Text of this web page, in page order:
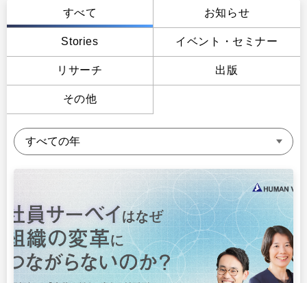
ミッション・バリュー
プライバシーポリシー
リーダーシップ
PMI
出版
プラクティショナー養成
リサーチ
イベント・セミナー
出版
その他
CONTACTすべて お知らせ
Stories イベント・セミナー
リサーチ 出版
その他